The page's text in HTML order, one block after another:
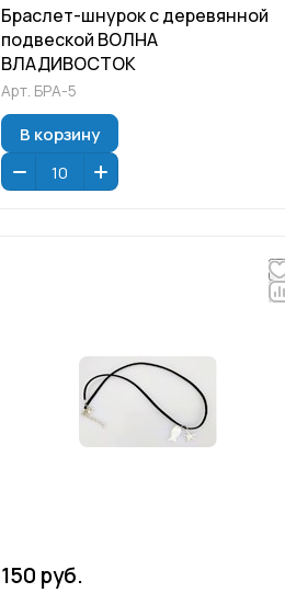
Браслет-шнурок с деревянной
подвеской ВОЛНА
ВЛАДИВОСТОК
Арт. БРА-5
В корзину
150 руб.